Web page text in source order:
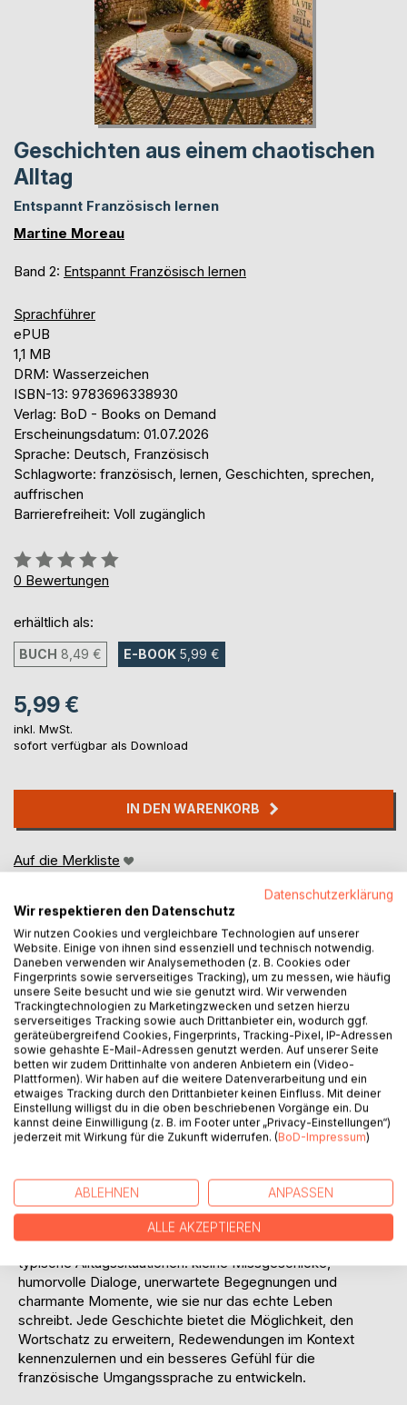
Geschichten aus einem chaotischen
Alltag
Entspannt Französisch lernen
Martine Moreau
Band 2: Entspannt Französisch lernen
Sprachführer
ePUB
1,1 MB
DRM: Wasserzeichen
ISBN-13: 9783696338930
Verlag: BoD - Books on Demand
Erscheinungsdatum: 01.07.2026
Sprache: Deutsch, Französisch
Schlagworte: französisch, lernen, Geschichten, sprechen,
auffrischen
Barrierefreiheit: Voll zugänglich
Bewertung::
0%
0 Bewertungen
erhältlich als:
BUCH 8,49 € E-BOOK 5,99 €
5,99 €
inkl. MwSt.
sofort verfügbar als Download
IN DEN WARENKORB
Auf die Merkliste
BESCHREIBUNG
Dieses Buch richtet sich an alle, die Französisch auf dem
Niveau B2 lernen und ihre Sprachkenntnisse mit
lebendigen, authentischen Texten vertiefen möchten.
Die 17 kurzen Geschichten sind eingängig erzählt und in
so, wie man es in Gesprächen am Küchentisch oder bei
einem gemütlichen Familienabend hören könnte.
Inhaltlich begleitet das Buch die fiktive Familie Picard durch
typische Alltagssituationen: kleine Missgeschicke,
humorvolle Dialoge, unerwartete Begegnungen und
charmante Momente, wie sie nur das echte Leben
schreibt. Jede Geschichte bietet die Möglichkeit, den
Wortschatz zu erweitern, Redewendungen im Kontext
kennenzulernen und ein besseres Gefühl für die
französische Umgangssprache zu entwickeln.
Datenschutzerklärung
Wir respektieren den Datenschutz
Wir nutzen Cookies und vergleichbare Technologien auf unserer
Website. Einige von ihnen sind essenziell und technisch notwendig.
Daneben verwenden wir Analysemethoden (z. B. Cookies oder
Fingerprints sowie serverseitiges Tracking), um zu messen, wie häufig
unsere Seite besucht und wie sie genutzt wird. Wir verwenden
Trackingtechnologien zu Marketingzwecken und setzen hierzu
serverseitiges Tracking sowie auch Drittanbieter ein, wodurch ggf.
geräteübergreifend Cookies, Fingerprints, Tracking-Pixel, IP-Adressen
sowie gehashte E-Mail-Adressen genutzt werden. Auf unserer Seite
betten wir zudem Drittinhalte von anderen Anbietern ein (Video-
Plattformen). Wir haben auf die weitere Datenverarbeitung und ein
etwaiges Tracking durch den Drittanbieter keinen Einfluss. Mit deiner
Einstellung willigst du in die oben beschriebenen Vorgänge ein. Du
kannst deine Einwilligung (z. B. im Footer unter „Privacy-Einstellungen“)
jederzeit mit Wirkung für die Zukunft widerrufen. (BoD-Impressum)
ABLEHNEN ANPASSEN
ALLE AKZEPTIEREN